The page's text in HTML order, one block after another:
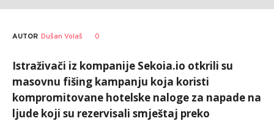
AUTOR Dušan Volaš 0
Istraživači iz kompanije Sekoia.io otkrili su
masovnu fišing kampanju koja koristi
kompromitovane hotelske naloge za napade na
ljude koji su rezervisali smještaj preko